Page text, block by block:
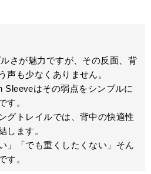
さが魅力ですが、その反面、背
声も少なくありません。
Sleeveはその弱点をシンプルに
す。
グトレイルでは、背中の快適性
します。
」「でも重くしたくない」そん
す。